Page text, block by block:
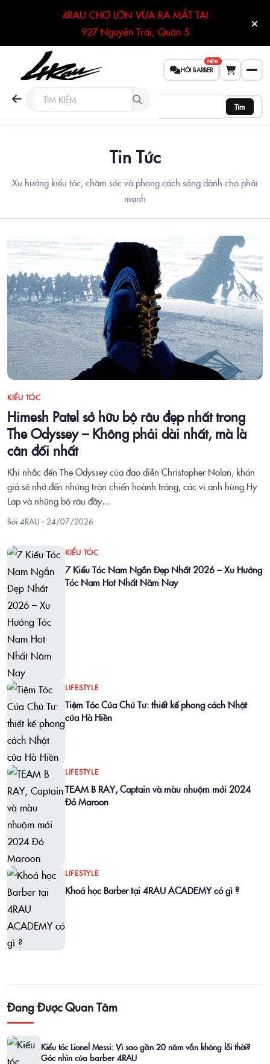
4RAU CHỢ LỚN VỪA RA MẮT TẠI
927 Nguyễn Trãi, Quận 5
HỎI BARBER
NEW
Tìm
Tin Tức
Xu hướng kiểu tóc, chăm sóc và phong cách sống dành cho phái
mạnh
KIỂU TÓC
Himesh Patel sở hữu bộ râu đẹp nhất trong
The Odyssey – Không phải dài nhất, mà là
cân đối nhất
Khi nhắc đến The Odyssey của đạo diễn Christopher Nolan, khán
giả sẽ nhớ đến những trận chiến hoành tráng, các vị anh hùng Hy
Lạp và những bộ râu đầy...
Bởi 4RAU · 24/07/2026
KIỂU TÓC
7 Kiểu Tóc Nam Ngắn Đẹp Nhất 2026 – Xu Hướng
Tóc Nam Hot Nhất Năm Nay
LIFESTYLE
Tiệm Tóc Của Chú Tư: thiết kế phong cách Nhật
của Hà Hiền
LIFESTYLE
TEAM B RAY, Captain và màu nhuộm mới 2024
Đỏ Maroon
LIFESTYLE
Khoá học Barber tại 4RAU ACADEMY có gì ?
Đang Được Quan Tâm
Kiểu tóc Lionel Messi: Vì sao gần 20 năm vẫn không lỗi thời?
Góc nhìn của barber 4RAU